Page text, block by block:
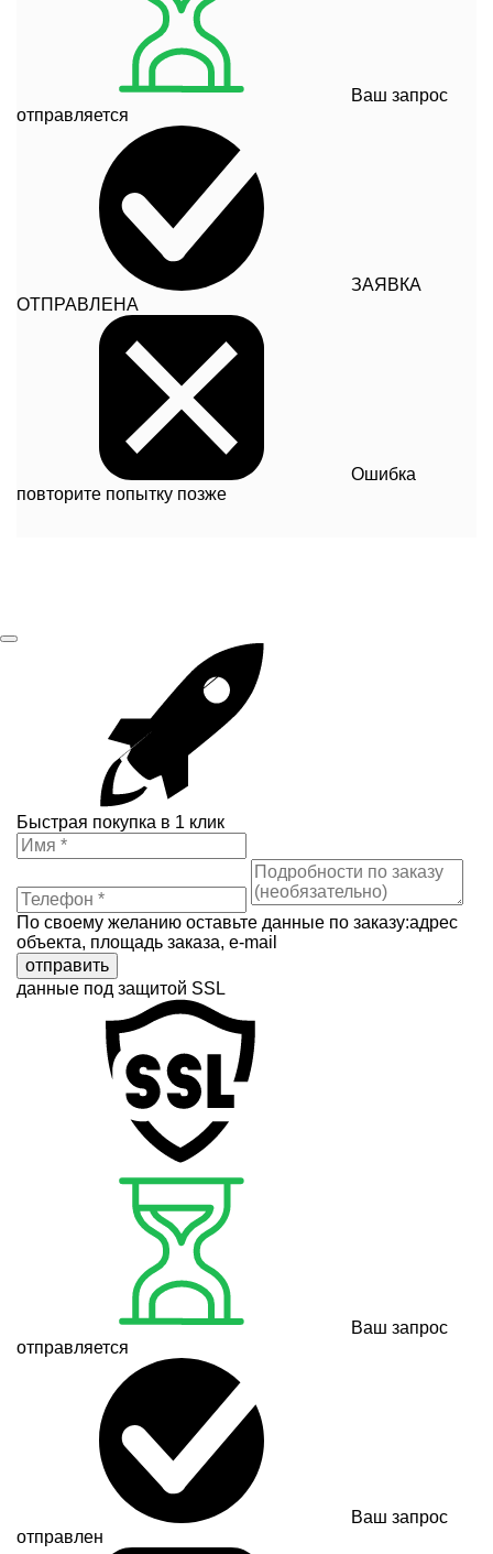
Ваш запрос
отправляется
ЗАЯВКА
ОТПРАВЛЕНА
Ошибка
повторите попытку позже
Быстрая покупка в 1 клик
По своему желанию оставьте данные по заказу:адрес
объекта, площадь заказа, e-mail
отправить
данные под защитой SSL
Ваш запрос
отправляется
Ваш запрос
отправлен